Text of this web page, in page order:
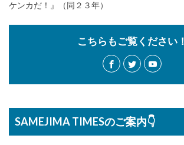
ケンカだ！』（同２３年）
こちらもご覧ください！
SAMEJIMA TIMESのご案内👇